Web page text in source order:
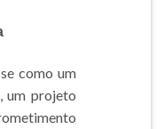
como um
um projeto